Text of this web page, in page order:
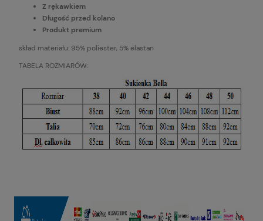
Z rękawkiem
Długość przed kolano
Produkt premium
skład materiału: 95% poliester, 5% elastan
TABELA ROZMIARÓW: